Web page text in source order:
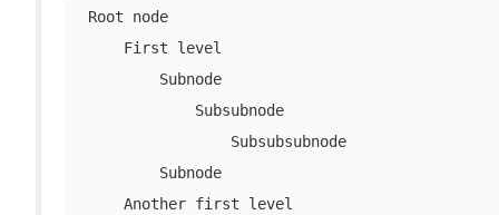
  Root node
      First level
          Subnode
              Subsubnode
                  Subsubsubnode
          Subnode
      Another first level